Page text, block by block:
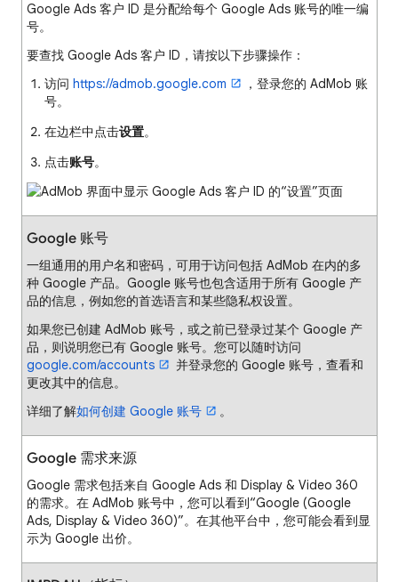
Google Ads 客户 ID 是分配给每个 Google Ads 账号的唯一编
号。
要查找 Google Ads 客户 ID，请按以下步骤操作：
访问 https://admob.google.com
，登录您的 AdMob 账
号。
在边栏中点击设置。
点击账号。
Google 账号
一组通用的用户名和密码，可用于访问包括 AdMob 在内的多
种 Google 产品。Google 账号也包含适用于所有 Google 产
品的信息，例如您的首选语言和某些隐私权设置。
如果您已创建 AdMob 账号，或之前已登录过某个 Google 产
品，则说明您已有 Google 账号。您可以随时访问
google.com/accounts
并登录您的 Google 账号，查看和
更改其中的信息。
详细了解如何创建 Google 账号 。
Google 需求来源
Google 需求包括来自 Google Ads 和 Display & Video 360
的需求。在 AdMob 账号中，您可以看到“Google (Google
Ads, Display & Video 360)”。在其他平台中，您可能会看到显
示为 Google 出价。